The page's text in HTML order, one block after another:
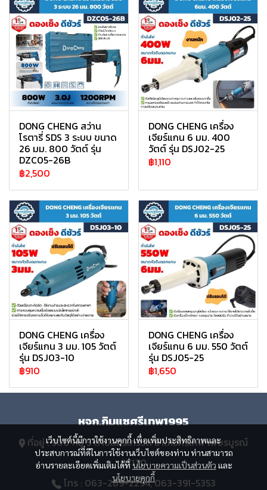
DONG CHENG สว่าน
โรตารี่ SDS 3 ระบบ ขนาด
26 มม. 800 วัตต์ รุ่น
DZC05-26B
฿2,500
DONG CHENG เครื่อง
เจียร์แกน 6 มม. 400
วัตต์ รุ่น DSJ02-25
฿1,110
DONG CHENG เครื่อง
เจียร์แกน 3 มม. 105 วัตต์
รุ่น DSJ03-10
฿910
DONG CHENG เครื่อง
เจียร์แกน 6 มม. 550 วัตต์
รุ่น DSJ05-25
฿1,650
เว็บไซต์นี้มีการใช้งานคุกกี้ เพื่อเพิ่มประสิทธิภาพและ
ประสบการณ์ที่ดีในการใช้งานเว็บไซต์ของท่าน ท่านสามารถ
อ่านรายละเอียดเพิ่มเติมได้ที่ นโยบายความเป็นส่วนตัว และ
นโยบายคุกกี้
หจก.กิมแซศรีเทพ1995
ที่อยู่ : 900 หมู่ 5 ตำบลสระกรวด อำเภอศรีเทพ เพชรบูรณ์
67170
โทร : 063-269-2294, 063-391-5353